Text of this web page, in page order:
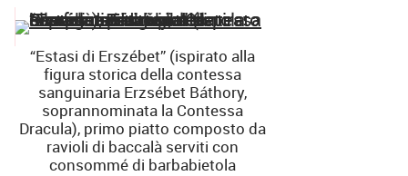
“Estasi di Erszébet” (ispirato alla
figura storica della contessa
sanguinaria Erzsébet Báthory,
soprannominata la Contessa
Dracula), primo piatto composto da
ravioli di baccalà serviti con
consommé di barbabietola